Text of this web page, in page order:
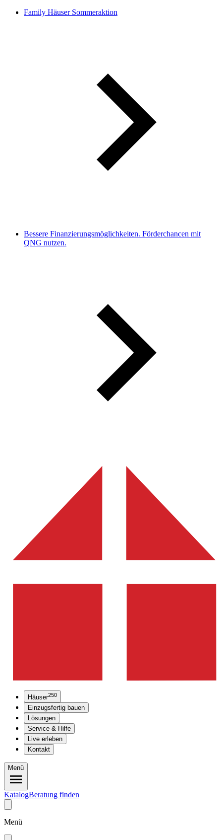
Family Häuser Sommeraktion
Bessere Finanzierungsmöglichkeiten. Förderchancen mit
QNG nutzen.
Häuser250
Einzugsfertig bauen
Lösungen
Service & Hilfe
Live erleben
Kontakt
Menü
KatalogBeratung finden
Menü